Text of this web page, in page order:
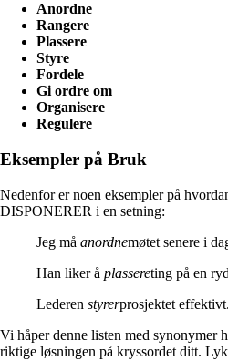
Anordne
Rangere
Plassere
Styre
Fordele
Gi ordre om
Organisere
Regulere
Eksempler på Bruk
Nedenfor er noen eksempler på
DISPONERER i en setning:
Jeg må anordnemøtet senere i
Han liker å plassereting på en
Lederen styrerprosjektet effektivt.
Vi håper denne listen med synonymer
riktige løsningen på kryssordet ditt.